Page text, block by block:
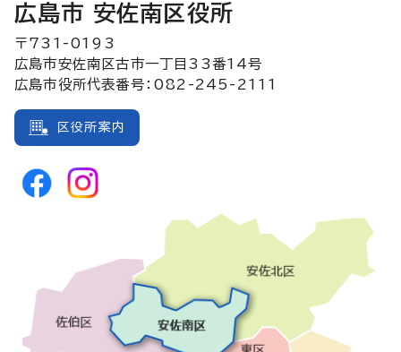
広島市 安佐南区役所
〒731-0193
広島市安佐南区古市一丁目33番14号
広島市役所代表番号：082-245-2111
区役所案内